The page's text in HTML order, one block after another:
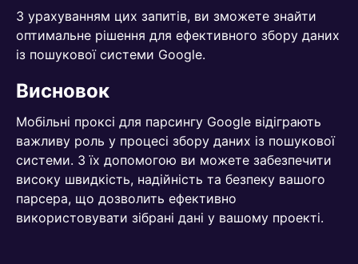
З урахуванням цих запитів, ви зможете знайти
оптимальне рішення для ефективного збору даних
із пошукової системи Google.
Висновок
Мобільні проксі для парсингу Google відіграють
важливу роль у процесі збору даних із пошукової
системи. З їх допомогою ви можете забезпечити
високу швидкість, надійність та безпеку вашого
парсера, що дозволить ефективно
використовувати зібрані дані у вашому проекті.